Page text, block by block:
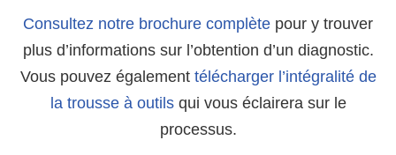
Consultez notre brochure complète pour y trouver
plus d’informations sur l’obtention d’un diagnostic.
Vous pouvez également télécharger l’intégralité de
la trousse à outilsqui vous éclairera sur le
processus.